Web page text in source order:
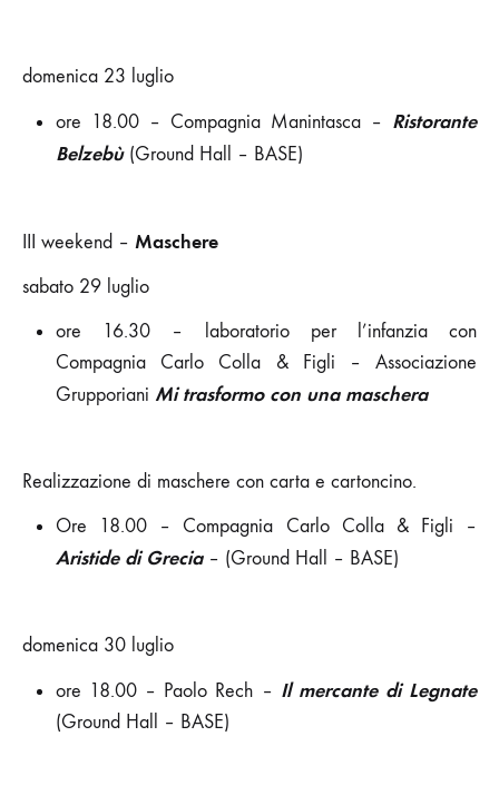
domenica 23 luglio
ore 18.00 – Compagnia Manintasca – Ristorante
Belzebù (Ground Hall – BASE)
III weekend – Maschere
sabato 29 luglio
ore 16.30 – laboratorio per l’infanzia con
Compagnia Carlo Colla & Figli – Associazione
Grupporiani Mi trasformo con una maschera
Realizzazione di maschere con carta e cartoncino.
Ore 18.00 – Compagnia Carlo Colla & Figli –
Aristide di Grecia– (Ground Hall – BASE)
domenica 30 luglio
ore 18.00 – Paolo Rech – Il mercante di Legnate
(Ground Hall – BASE)